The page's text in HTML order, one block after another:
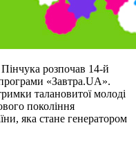
розпочав 14-й
«Завтра.UA».
талановитої молоді
покоління
яка стане генератором